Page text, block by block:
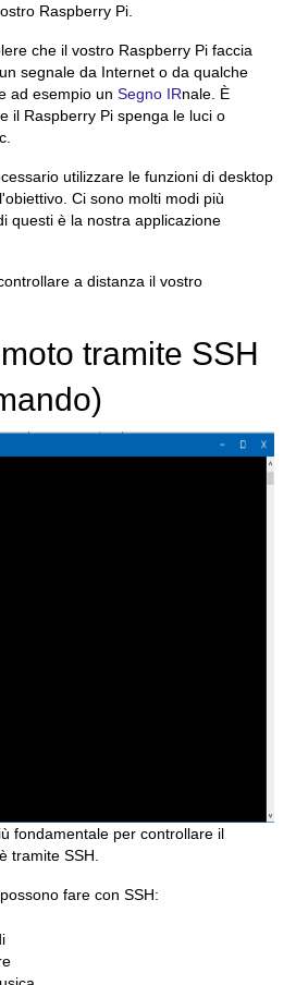
Raspberry Pi.
che il vostro Raspberry Pi faccia
segnale da Internet o da qualche
ad esempio un Segno IRnale. È
il Raspberry Pi spenga le luci o
utilizzare le funzioni di desktop
Ci sono molti modi più
questi è la nostra applicazione
a distanza il vostro
tramite SSH
fondamentale per controllare il
tramite SSH.
fare con SSH: